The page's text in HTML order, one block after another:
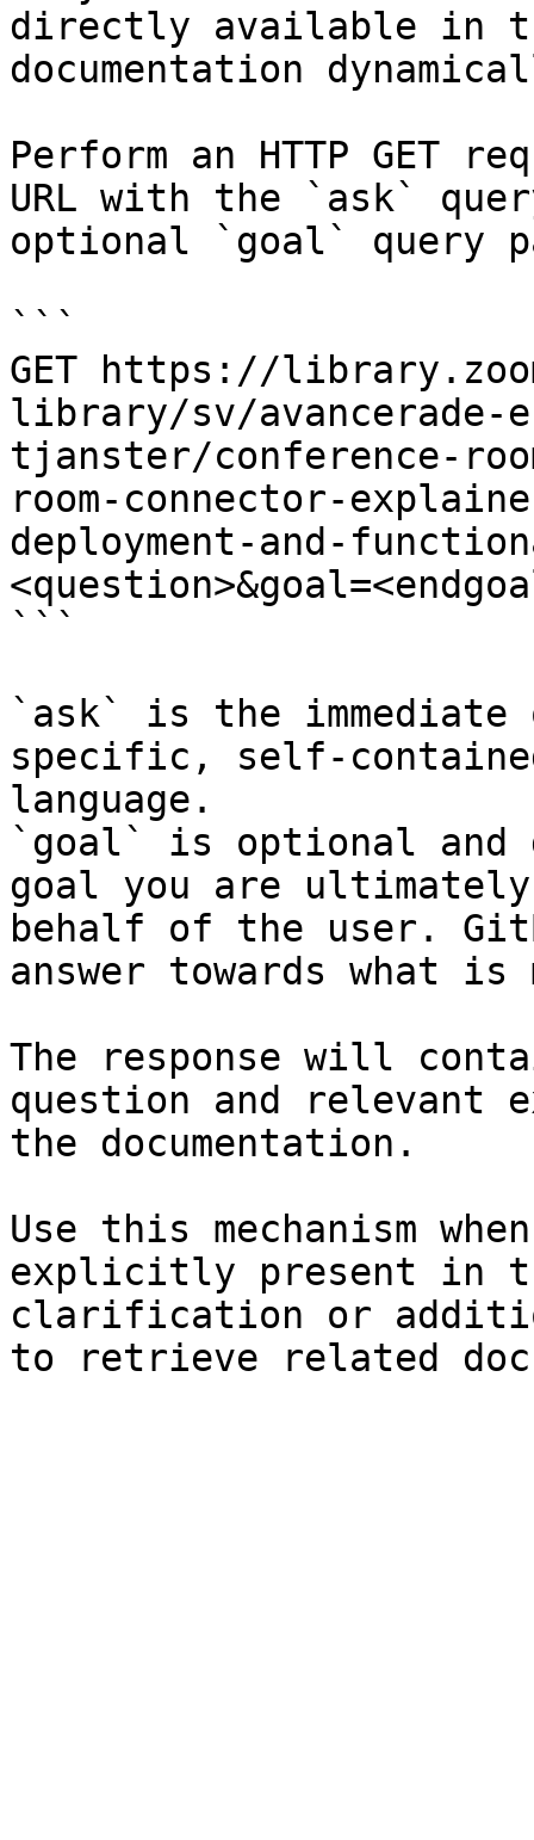
directly available in
documentation
Perform an HTTP GET
URL with the `ask`
optional `goal` query
```
GET https://
library/sv/avancerade-
tjanster/conference-
room-connector-
deployment-and-
```
`ask` is the
specific, self-
language.
`goal` is optional and
goal you are
behalf of the user.
answer towards what
The response will
question and relevant
the documentation.
Use this mechanism
explicitly present in
clarification or